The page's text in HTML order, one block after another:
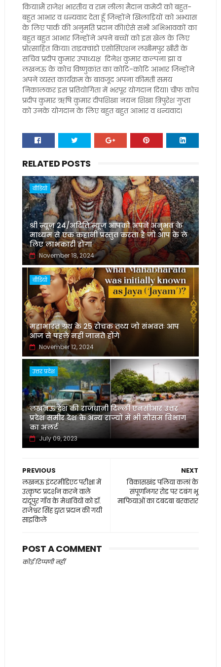
किया।मैं राजेश भारतीय व राम लीला मैदान कमेटी को बहुत-
बहुत आभार व धन्यवाद देता हूँ जिन्होंने खिलाड़ियों को अभ्यास
के लिए पार्क की अनुमति प्रदान की।ऐसे सभी अभिभावकों का
बहुत बहुत आभार जिन्होंने अपने बच्चों को इस खेल के लिए
प्रोत्साहित किया। ताइक्वांडो एसोसिएशन लखीमपुर खीरी के
सचिव प्रदीप कुमार उपाध्यक्ष दिनेश कुमार कल्पना झा व
लखनऊ के कोच विष्णुकांत का कोटि-कोटि आभार जिन्होंने
अपने व्यस्त कार्यक्रम के बावजूद अपना कीमती समय
निकालकर इस प्रतियोगिता में भरपूर योगदान दिया। चीफ कोच
प्रदीप कुमार ऋषि कुमार दीपशिखा नयन शिखा त्रिपुरेश गुप्ता
को उनके योगदान के लिए बहुत बहुत आभार व धन्यवाद।
RELATED POSTS
वीडियो
श्री न्यूज़ 24/अदिति न्यूज़ आपको अपने अनुभव के
माध्यम से एक कहानी प्रस्तुत करता है जो आप के ले
लिए लाभकारी होगा
November 18, 2024
वीडियो
महाभारत ग्रंथ के 25 रोचक तथ्य जो संभवतः आप
आज से पहले नहीं जानते होंगे
November 12, 2024
उत्तर प्रदेश
लखनऊ देश की राजधानी दिल्ली एनसीआर उत्तर
प्रदेश समीर देश के अन्य राज्यों में भी मौसम विभाग
का अलर्ट
July 09, 2023
NEXT
विकासखंड पलिया कलां के
संपूर्णानगर रोड पर दबंग भू
माफियाओं का दबदबा बरकरार
PREVIOUS
लखनऊ इंटरमीडिएट परीक्षा में
उत्कृष्ट प्रदर्शन करने वाले
दांदूपुर गाँव के मेधावियों को डॉ.
राजेश्वर सिंह द्वारा प्रदान की गयी
साइकिलें
POST A COMMENT
कोई टिप्पणी नहीं